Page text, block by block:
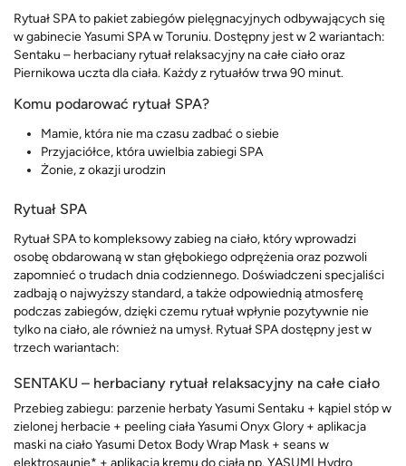
Rytuał SPA to pakiet zabiegów pielęgnacyjnych odbywających się
w gabinecie Yasumi SPA w Toruniu. Dostępny jest w 2 wariantach:
Sentaku – herbaciany rytuał relaksacyjny na całe ciało oraz
Piernikowa uczta dla ciała. Każdy z rytuałów trwa 90 minut.
Komu podarować rytuał SPA?
Mamie, która nie ma czasu zadbać o siebie
Przyjaciółce, która uwielbia zabiegi SPA
Żonie, z okazji urodzin
Rytuał SPA
Rytuał SPA to kompleksowy zabieg na ciało, który wprowadzi
osobę obdarowaną w stan głębokiego odprężenia oraz pozwoli
zapomnieć o trudach dnia codziennego. Doświadczeni specjaliści
zadbają o najwyższy standard, a także odpowiednią atmosferę
podczas zabiegów, dzięki czemu rytuał wpłynie pozytywnie nie
tylko na ciało, ale również na umysł. Rytuał SPA dostępny jest w
trzech wariantach:
SENTAKU – herbaciany rytuał relaksacyjny na całe ciało
Przebieg zabiegu: parzenie herbaty Yasumi Sentaku + kąpiel stóp w
zielonej herbacie + peeling ciała Yasumi Onyx Glory + aplikacja
maski na ciało Yasumi Detox Body Wrap Mask + seans w